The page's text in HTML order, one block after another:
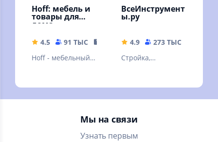
Hoff: мебель и
товары для
дома
4.5 91 ТЫС
167.42 MB
Hoff - мебельный
мебель, декор и
товары для дома.
ВсеИнструмент
ы.ру
4.9 273 ТЫС
Стройка,
Мы на связи
Узнать первым